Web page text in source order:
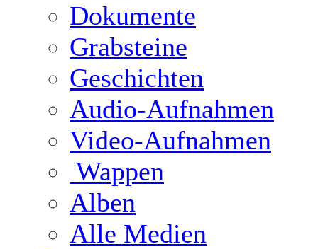
Dokumente
Grabsteine
Geschichten
Audio-Aufnahmen
Video-Aufnahmen
Wappen
Alben
Alle Medien